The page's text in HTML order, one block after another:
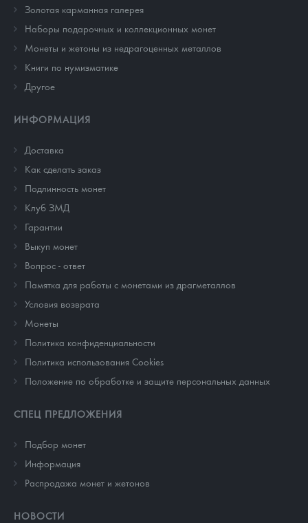
Золотая карманная галерея
Наборы подарочных и коллекционных монет
Монеты и жетоны из недрагоценных металлов
Книги по нумизматике
Другое
ИНФОРМАЦИЯ
Доставка
Как сделать заказ
Подлинность монет
Клуб ЗМД
Гарантии
Выкуп монет
Вопрос - ответ
Памятка для работы с монетами из драгметаллов
Условия возврата
Монеты
Политика конфиденциальности
Политика использования Cookies
Положение по обработке и защите персональных данных
СПЕЦ ПРЕДЛОЖЕНИЯ
Подбор монет
Информация
Распродажа монет и жетонов
НОВОСТИ